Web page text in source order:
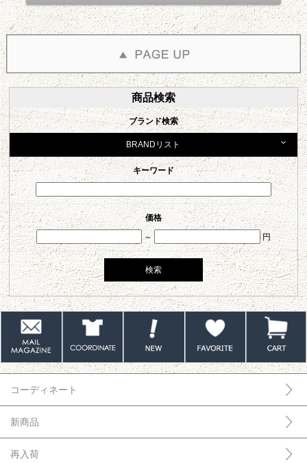
商品検索
ブランド検索
BRANDリスト
キーワード
価格
～
円
コーディネート
新商品
再入荷